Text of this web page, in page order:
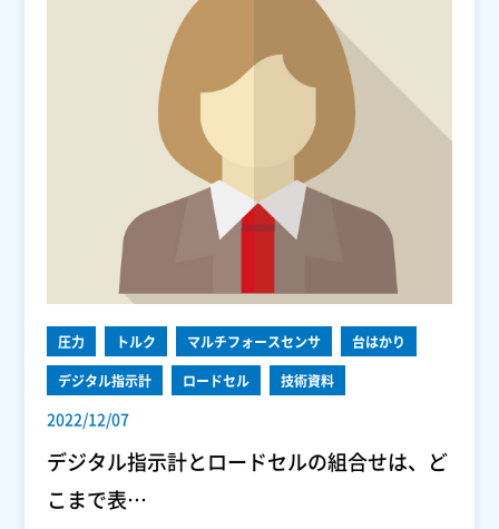
圧力 トルク マルチフォースセンサ 台はかり
デジタル指示計 ロードセル 技術資料
2022/12/07
デジタル指示計とロードセルの組合せは、ど
こまで表…